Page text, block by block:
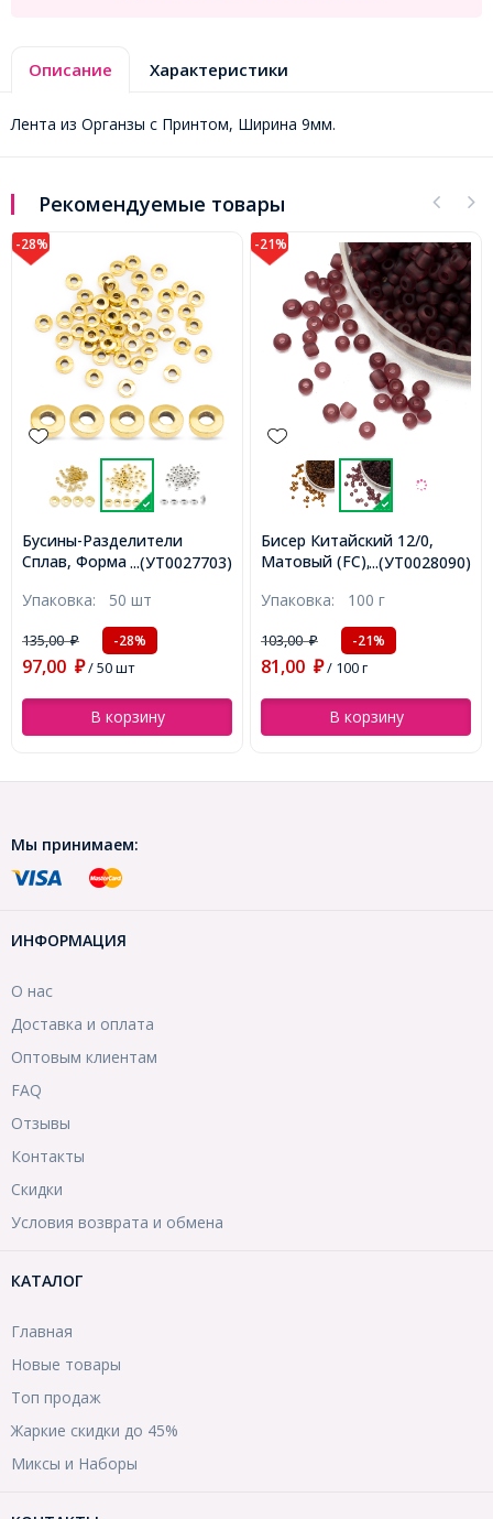
Описание Характеристики
Лента из Органзы с Принтом, Ширина 9мм.
Рекомендуемые товары
-28%
...(УТ0027703)
Бусины-Разделители
Сплав, Форма Пончик,
Отверстие 2.5мм,
(УТ0027703)
Упаковка: 50 шт
135,00₽ -28%
97,00 ₽/ 50 шт
В корзину
-21%
...(УТ0028090)
Бисер Китайский 12/0,
Матовый (FC), Цвет:
(УТ0028090)
Упаковка: 100 г
103,00₽ -21%
81,00 ₽/ 100 г
В корзину
Мы принимаем:
ИНФОРМАЦИЯ
О нас
Доставка и оплата
Оптовым клиентам
FAQ
Отзывы
Контакты
Скидки
Условия возврата и обмена
КАТАЛОГ
Главная
Новые товары
Топ продаж
Жаркие скидки до 45%
Миксы и Наборы